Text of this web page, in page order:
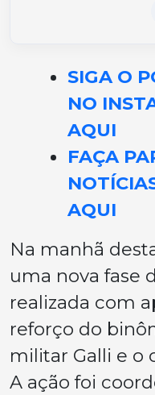
SIGA O
NO
AQUI
FAÇA
AQUI
Na manhã
uma nova fase
realizada com
reforço do
militar Galli e o
A ação foi